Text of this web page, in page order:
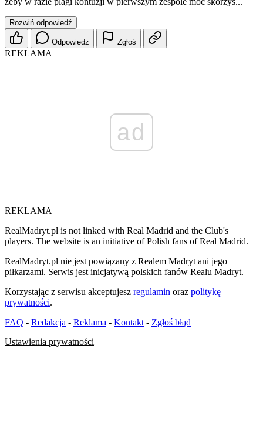
Rozwiń odpowiedź
Odpowiedz Zgłoś
REKLAMA
ad
REKLAMA
RealMadryt.pl is not linked with Real Madrid and the Club's
players. The website is an initiative of Polish fans of Real Madrid.
RealMadryt.pl nie jest powiązany z Realem Madryt ani jego
piłkarzami. Serwis jest inicjatywą polskich fanów Realu Madryt.
Korzystając z serwisu akceptujesz regulamin oraz politykę
prywatności.
FAQ - Redakcja - Reklama - Kontakt - Zgłoś błąd
Ustawienia prywatności